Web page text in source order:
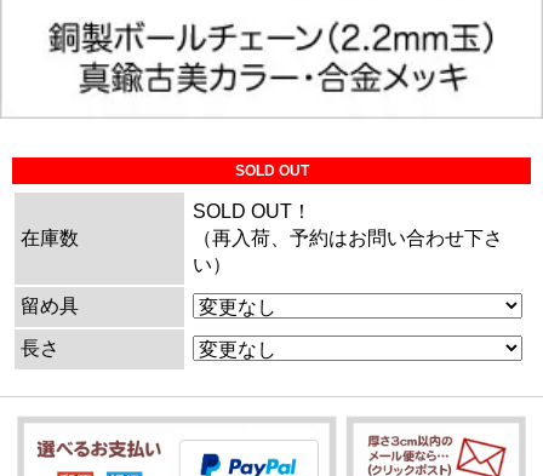
SOLD OUT
在庫数
SOLD OUT！
（再入荷、予約はお問い合わせ下さ
い）
留め具
長さ